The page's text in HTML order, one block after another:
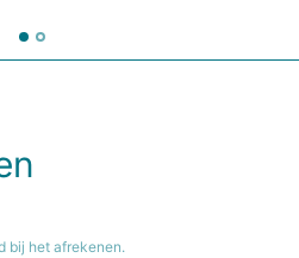
bij het afrekenen.